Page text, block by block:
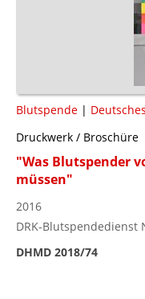
Blutspende |
Druckwerk / Broschüre
"Was Blutspender
müssen"
2016
DRK-Blutspendedienst
DHMD 2018/74